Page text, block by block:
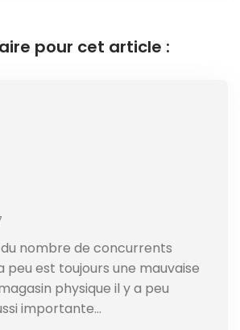
pour cet article :
nombre de concurrents
peu est toujours une mauvaise
physique il y a peu
importante…